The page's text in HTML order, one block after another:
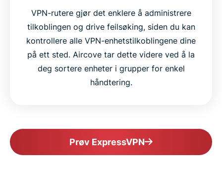
VPN-rutere gjør det enklere å administrere
tilkoblingen og drive feilsøking, siden du kan
kontrollere alle VPN-enhetstilkoblingene dine
på ett sted. Aircove tar dette videre ved å la
deg sortere enheter i grupper for enkel
håndtering.
Prøv ExpressVPN